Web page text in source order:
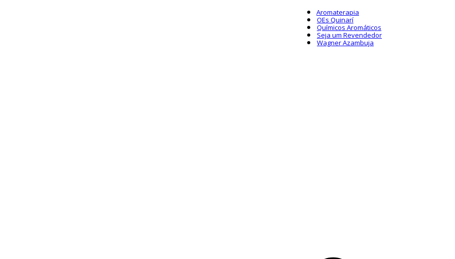
Aromaterapia
OEs Quinarí
Químicos Aromáticos
Seja um Revendedor
Wagner Azambuja